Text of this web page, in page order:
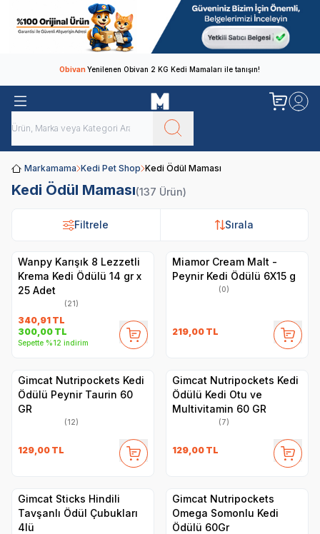
ObivanYenilenen Obivan 2 KG Kedi Mamaları ile tanışın!
Markamama Kedi Pet Shop Kedi Ödül Maması
Kedi Ödül Maması(137 Ürün)
Filtrele Sırala
Filtrele Sırala
Wanpy Karışık 8 Lezzetli
Krema Kedi Ödülü 14 gr x
25 Adet
(21)
340,91 TL
300,00 TL
Sepette %12 indirim
Miamor Cream Malt -
Peynir Kedi Ödülü 6X15 g
(0)
219,00 TL
Gimcat Nutripockets Kedi
Ödülü Peynir Taurin 60
GR
(12)
129,00 TL
Gimcat Nutripockets Kedi
Ödülü Kedi Otu ve
Multivitamin 60 GR
(7)
129,00 TL
Gimcat Sticks Hindili
Tavşanlı Ödül Çubukları
4lü
Gimcat Nutripockets
Omega Somonlu Kedi
Ödülü 60Gr